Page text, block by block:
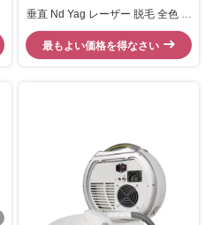
垂直 Nd Yag レーザー 脱毛 全色 タ
トゥー 脱毛 機械
最もよい価格を得なさい